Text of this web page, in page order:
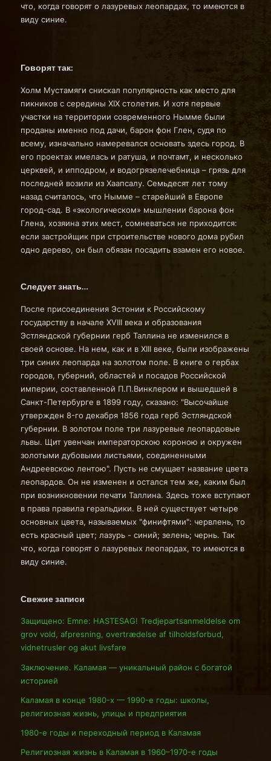
что, когда говорят о лазуревых леопардах, то имеются в
виду синие.
Говорят так:
Холм Мустамяги снискал популярность как место для
пикников с середины XIX столетия. И хотя первые
участки на территории современного Нымме были
проданы именно под дачи, барон фон Глен, судя по
всему, изначально намеревался основать здесь город. В
его проектах имелась и ратуша, и почтамт, и несколько
церквей, и ипподром, и водогрязелечебница – грязь для
последней возили из Хаапсалу. Семьдесят лет тому
назад считалось, что Нымме – старейший в Европе
город-сад. В «экологическом» мышлении барона фон
Глена, хозяина этих мест, сомневаться не приходится:
если застройщик при строительстве нового дома рубил
одно дерево, он был обязан посадить взамен его новое.
Следует знать…
После присоединения Эстонии к Российскому
государству в начале XVIII века и образования
Эстляндской губернии герб Таллина не изменился в
своей основе. На нем, как и в XIII веке, были изображены
три синих леопарда на золотом поле. В книге о гербах
городов, губерний, областей и посадов Российской
империи, составленной П.П.Винклером и вышедшей в
Санкт-Петербурге в 1899 году, сказано: "Высочайше
утвержден 8-го декабря 1856 года герб Эстляндской
губернии. В золотом поле три лазуревые леопардовые
львы. Щит увенчан императорскою короною и окружен
золотыми дубовыми листьями, соединенными
Андреевскою лентою". Пусть не смущает название цвета
леопардов. Он не изменен и остался тем же, каким был
при возникновении печати Таллина. Здесь тоже вступают
в права правила геральдики. В ней существует четыре
основных цвета, называемых "финифтями": червлень, то
есть красный цвет; лазурь - синий; зелень; чернь. Так
что, когда говорят о лазуревых леопардах, то имеются в
виду синие.
Свежие записи
Защищено: Emne: HASTESAG! Tredjepartsanmeldelse om
grov vold, afpresning, overtrædelse af tilholdsforbud,
vidnetrusler og akut livsfare
Заключение. Каламая — уникальный район с богатой
историей
Каламая в конце 1980-х — 1990-е годы: школы,
религиозная жизнь, улицы и предприятия
1980-е годы и переходный период в Каламая
Религиозная жизнь в Каламая в 1960–1970-е годы